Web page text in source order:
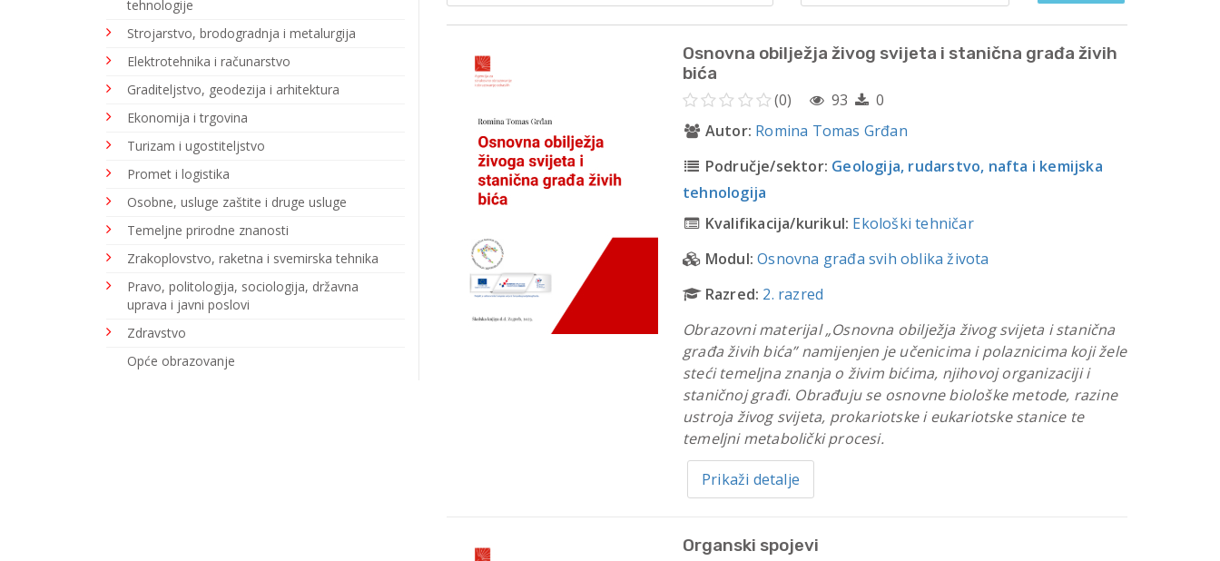
tehnologije
Strojarstvo, brodogradnja i metalurgija
Elektrotehnika i računarstvo
Graditeljstvo, geodezija i arhitektura
Ekonomija i trgovina
Turizam i ugostiteljstvo
Promet i logistika
Osobne, usluge zaštite i druge usluge
Temeljne prirodne znanosti
Zrakoplovstvo, raketna i svemirska tehnika
Pravo, politologija, sociologija, državna
uprava i javni poslovi
Zdravstvo
Opće obrazovanje
Osnovna obilježja živog svijeta i stanična građa živih
bića
(0) 93
0
Autor: Romina Tomas Grđan
Područje/sektor: Geologija, rudarstvo, nafta i kemijska
tehnologija
Kvalifikacija/kurikul: Ekološki tehničar
Modul: Osnovna građa svih oblika života
Razred: 2. razred
Obrazovni materijal „Osnovna obilježja živog svijeta i stanična
građa živih bića” namijenjen je učenicima i polaznicima koji žele
steći temeljna znanja o živim bićima, njihovoj organizaciji i
staničnoj građi. Obrađuju se osnovne biološke metode, razine
ustroja živog svijeta, prokariotske i eukariotske stanice te
temeljni metabolički procesi.
Prikaži detalje
Organski spojevi